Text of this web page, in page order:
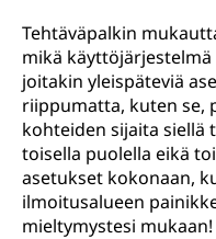
Tehtäväpalkin
mikä
joitakin yleispäteviä
riippumatta, kuten se,
kohteiden sijaita siellä
toisella puolella eikä
asetukset kokonaan,
ilmoitusalueen
mieltymystesi mukaan!